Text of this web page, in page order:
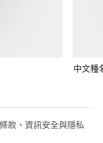
中文種
款、資訊安全與隱私